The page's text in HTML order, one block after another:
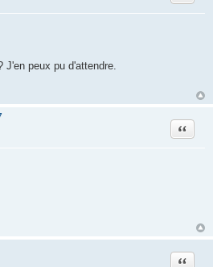
J'en peux pu d'attendre.
Citer
Citer